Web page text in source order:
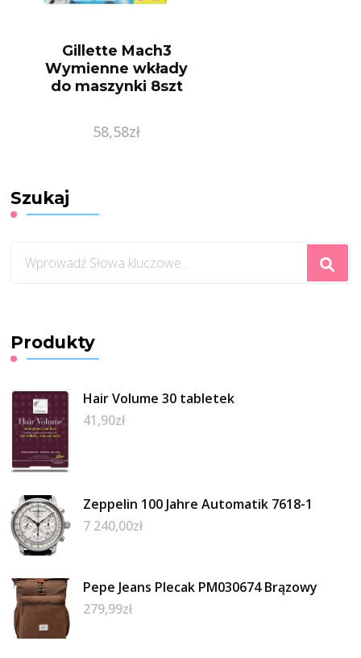
Gillette Mach3
Wymienne wkłady
do maszynki 8szt
58,58zł
Szukaj
czegoś?
Produkty
Hair Volume 30 tabletek
41,90zł
Zeppelin 100 Jahre Automatik 7618-1
7 240,00zł
Pepe Jeans Plecak PM030674 Brązowy
279,99zł